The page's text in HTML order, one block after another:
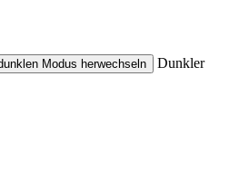
Modus herwechseln
Dunkler